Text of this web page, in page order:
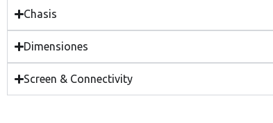
Chasis
Dimensiones
Screen & Connectivity